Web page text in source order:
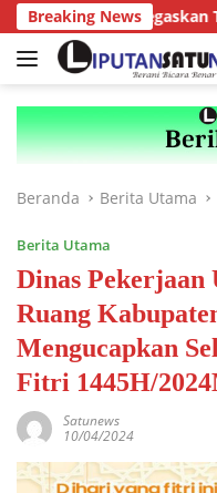
Langsung
ke
konten
Breaking News
Tegaskan
Beranda Berita Utama
Berita Utama
Dinas Pekerjaan
Ruang
Mengucapkan
Fitri 1445H/
Satunews
10/04/2024